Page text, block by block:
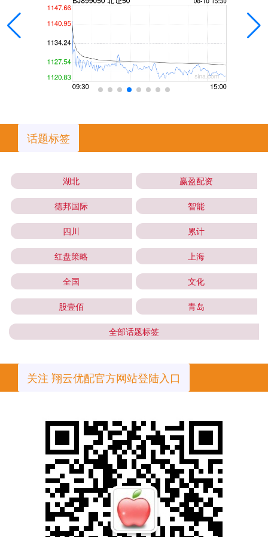
话题标签
湖北 赢盈配资
德邦国际 智能
四川 累计
红盘策略 上海
全国 文化
股壹佰 青岛
全部话题标签
关注 翔云优配官方网站登陆入口